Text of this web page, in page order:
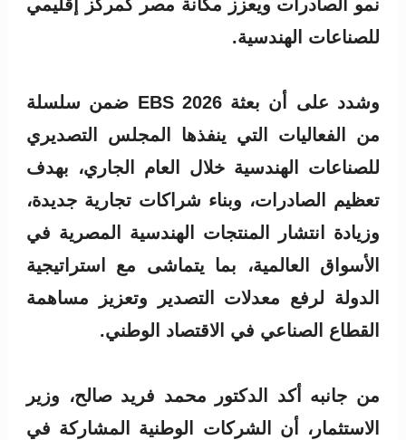
نمو الصادرات ويعزز مكانة مصر كمركز إقليمي
للصناعات الهندسية.
وشدد على أن بعثة EBS 2026 ضمن سلسلة
من الفعاليات التي ينفذها المجلس التصديري
للصناعات الهندسية خلال العام الجاري، بهدف
تعظيم الصادرات، وبناء شراكات تجارية جديدة،
وزيادة انتشار المنتجات الهندسية المصرية في
الأسواق العالمية، بما يتماشى مع استراتيجية
الدولة لرفع معدلات التصدير وتعزيز مساهمة
القطاع الصناعي في الاقتصاد الوطني.
من جانبه أكد الدكتور محمد فريد صالح، وزير
الاستثمار، أن الشركات الوطنية المشاركة في